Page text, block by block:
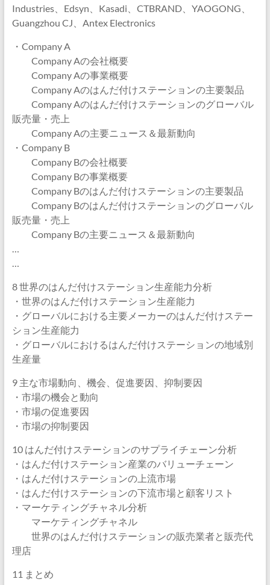
Industries、Edsyn、Kasadi、CTBRAND、YAOGONG、
Guangzhou CJ、Antex Electronics
・Company A
Company Aの会社概要
Company Aの事業概要
Company Aのはんだ付けステーションの主要製品
Company Aのはんだ付けステーションのグローバル
販売量・売上
Company Aの主要ニュース＆最新動向
・Company B
Company Bの会社概要
Company Bの事業概要
Company Bのはんだ付けステーションの主要製品
Company Bのはんだ付けステーションのグローバル
販売量・売上
Company Bの主要ニュース＆最新動向
…
…
8 世界のはんだ付けステーション生産能力分析
・世界のはんだ付けステーション生産能力
・グローバルにおける主要メーカーのはんだ付けステー
ション生産能力
・グローバルにおけるはんだ付けステーションの地域別
生産量
9 主な市場動向、機会、促進要因、抑制要因
・市場の機会と動向
・市場の促進要因
・市場の抑制要因
10 はんだ付けステーションのサプライチェーン分析
・はんだ付けステーション産業のバリューチェーン
・はんだ付けステーションの上流市場
・はんだ付けステーションの下流市場と顧客リスト
・マーケティングチャネル分析
マーケティングチャネル
世界のはんだ付けステーションの販売業者と販売代
理店
11 まとめ